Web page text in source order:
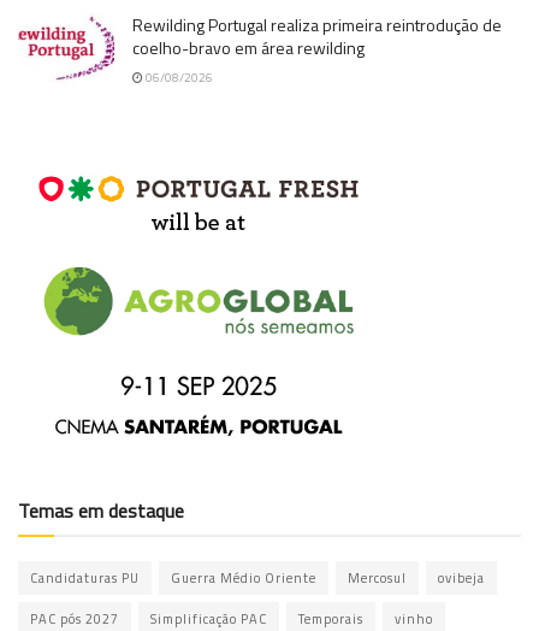
Rewilding Portugal realiza primeira reintrodução de
coelho-bravo em área rewilding
06/08/2026
Temas em destaque
Candidaturas PU Guerra Médio Oriente Mercosul ovibeja
PAC pós 2027 Simplificação PAC Temporais vinho